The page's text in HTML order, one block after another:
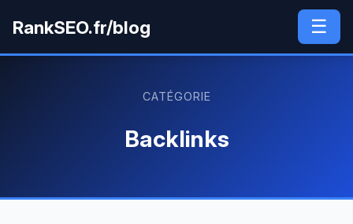
RankSEO.fr/blog ☰
CATÉGORIE
Backlinks